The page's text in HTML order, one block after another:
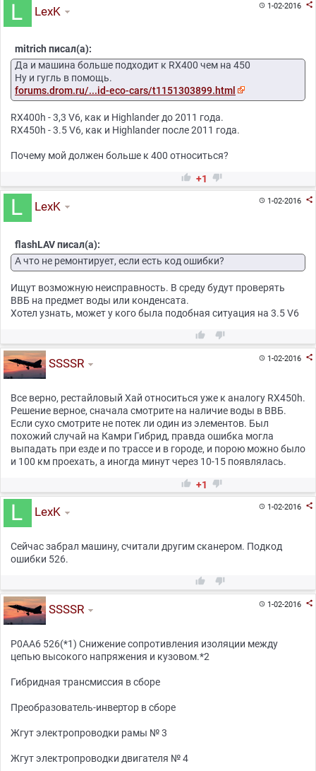
1-02-2016 
LexK
mitrich писал(а):
Да и машина больше подходит к RX400 чем на 450
Ну и гугль в помощь.
forums.drom.ru/...id-eco-cars/t1151303899.html
RX400h - 3,3 V6, как и Highlander до 2011 года.
RX450h - 3.5 V6, как и Highlander после 2011 года.
Почему мой должен больше к 400 относиться?
 +1 
1-02-2016 
LexK
flashLAV писал(а):
А что не ремонтирует, если есть код ошибки?
Ищут возможную неисправность. В среду будут проверять
ВВБ на предмет воды или конденсата.
Хотел узнать, может у кого была подобная ситуация на 3.5 V6
 
1-02-2016 
SSSSR
Все верно, рестайловый Хай относиться уже к аналогу RX450h.
Решение верное, сначала смотрите на наличие воды в ВВБ.
Если сухо смотрите не потек ли один из элементов. Был
похожий случай на Камри Гибрид, правда ошибка могла
выпадать при езде и по трассе и в городе, и порою можно было
и 100 км проехать, а иногда минут через 10-15 появлялась.
 +1 
1-02-2016 
LexK
Сейчас забрал машину, считали другим сканером. Подкод
ошибки 526.
 
1-02-2016 
SSSSR
P0AA6 526(*1) Снижение сопротивления изоляции между
цепью высокого напряжения и кузовом.*2
Гибридная трансмиссия в сборе
Преобразователь-инвертор в сборе
Жгут электропроводки рамы № 3
Жгут электропроводки двигателя № 4